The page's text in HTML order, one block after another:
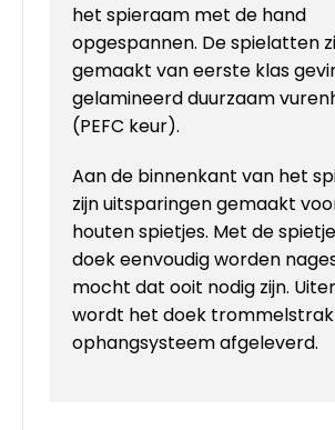
het spieraam met de hand
opgespannen. De spielatten
gemaakt van eerste klas
gelamineerd duurzaam
(PEFC keur).
Aan de binnenkant van het
zijn uitsparingen gemaakt
houten spietjes. Met de
doek eenvoudig worden
mocht dat ooit nodig zijn.
wordt het doek
ophangsysteem afgeleverd.